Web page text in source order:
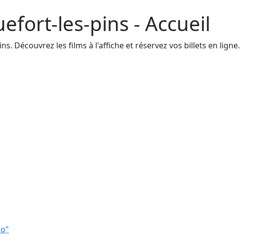
les-pins - Accueil
Découvrez les films à l'affiche et réservez vos billets en ligne.